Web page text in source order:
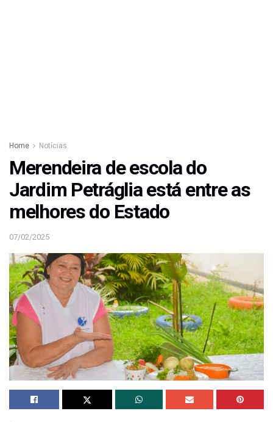
Home Notícias
Merendeira de escola do
Jardim Petráglia está entre as
melhores do Estado
07/02/2025